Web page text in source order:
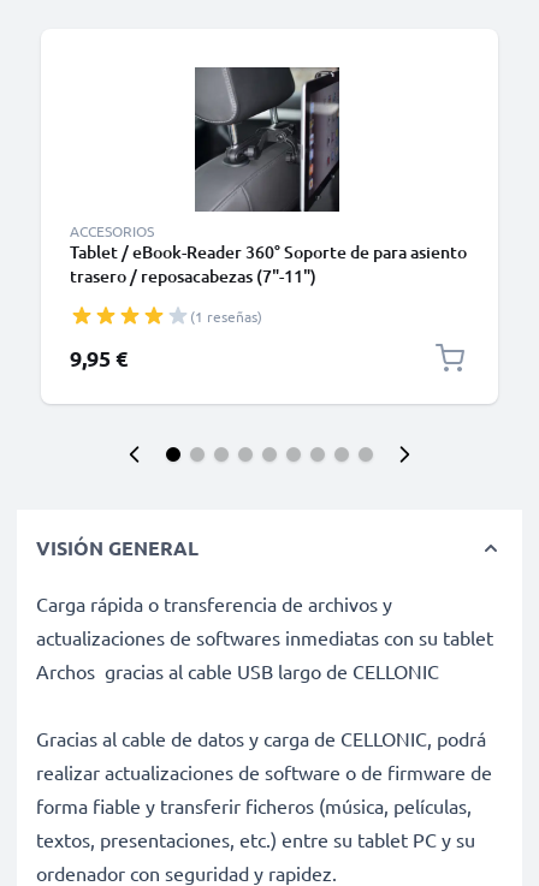
ACCESORIOS
Tablet / eBook-Reader 360° Soporte de para asiento
trasero / reposacabezas (7"-11")
(1 reseñas)
9,95 €
VISIÓN GENERAL
Carga rápida o transferencia de archivos y
actualizaciones de softwares inmediatas con su tablet
Archos gracias al cable USB largo de CELLONIC
Gracias al cable de datos y carga de CELLONIC, podrá
realizar actualizaciones de software o de firmware de
forma fiable y transferir ficheros (música, películas,
textos, presentaciones, etc.) entre su tablet PC y su
ordenador con seguridad y rapidez.